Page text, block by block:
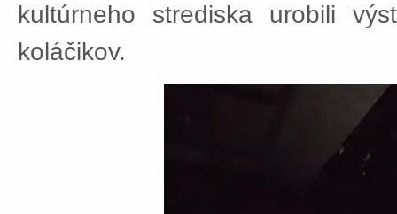
kultúrneho strediska urobili
koláčikov.